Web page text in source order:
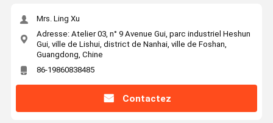
Mrs. Ling Xu
Adresse: Atelier 03, n° 9 Avenue Gui, parc industriel Heshun
Gui, ville de Lishui, district de Nanhai, ville de Foshan,
Guangdong, Chine
86-19860838485
Contactez